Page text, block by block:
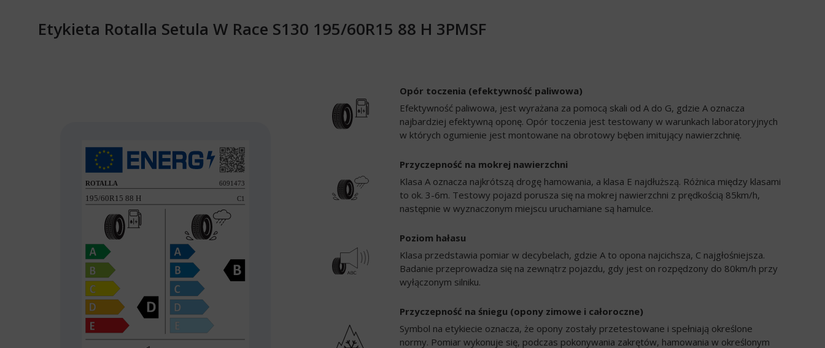
Etykieta Rotalla Setula W Race S130 195/60R15 88 H 3PMSF
Opór toczenia (efektywność paliwowa)
Efektywność paliwowa, jest wyrażana za pomocą skali od A do G, gdzie A oznacza
najbardziej efektywną oponę. Opór toczenia jest testowany w warunkach laboratoryjnych
w których ogumienie jest montowane na obrotowy bęben imitujący nawierzchnię.
Przyczepność na mokrej nawierzchni
Klasa A oznacza najkrótszą drogę hamowania, a klasa E najdłuższą. Różnica między klasami
to ok. 3-6m. Testowy pojazd porusza się na mokrej nawierzchni z prędkością 85km/h,
następnie w wyznaczonym miejscu uruchamiane są hamulce.
Poziom hałasu
Klasa przedstawia pomiar w decybelach, gdzie A to opona najcichsza, C najgłośniejsza.
Badanie przeprowadza się na zewnątrz pojazdu, gdy jest on rozpędzony do 80km/h przy
wyłączonym silniku.
Przyczepność na śniegu (opony zimowe i całoroczne)
Symbol na etykiecie oznacza, że opony zostały przetestowane i spełniają określone
normy. Pomiar wykonuje się, podczas pokonywania zakrętów, hamowania w określonym